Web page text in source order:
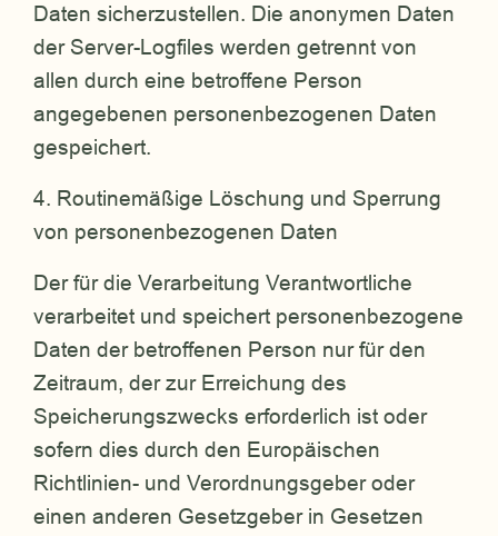
Daten sicherzustellen. Die anonymen Daten
der Server-Logfiles werden getrennt von
allen durch eine betroffene Person
angegebenen personenbezogenen Daten
gespeichert.
4. Routinemäßige Löschung und Sperrung
von personenbezogenen Daten
Der für die Verarbeitung Verantwortliche
verarbeitet und speichert personenbezogene
Daten der betroffenen Person nur für den
Zeitraum, der zur Erreichung des
Speicherungszwecks erforderlich ist oder
sofern dies durch den Europäischen
Richtlinien- und Verordnungsgeber oder
einen anderen Gesetzgeber in Gesetzen